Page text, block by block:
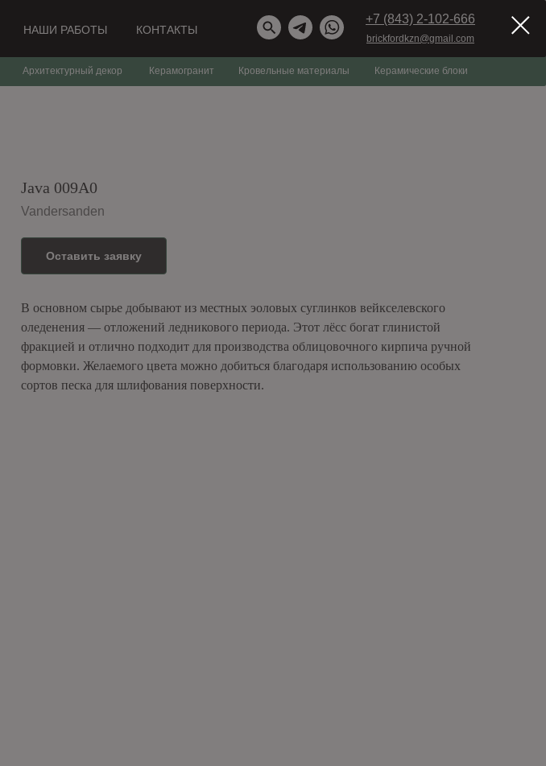
Архитектурный декор Керамогранит Керамические блоки
Кровельные материалы
НАШИ РАБОТЫ КОНТАКТЫ
+7 (843) 2-102-666
brickfordkzn@gmail.com
Java 009A0
Vandersanden
Оставить заявку
В основном сырье добывают из местных эоловых суглинков вейкселевского
оледенения — отложений ледникового периода. Этот лёсс богат глинистой
фракцией и отлично подходит для производства облицовочного кирпича ручной
формовки. Желаемого цвета можно добиться благодаря использованию особых
сортов песка для шлифования поверхности.